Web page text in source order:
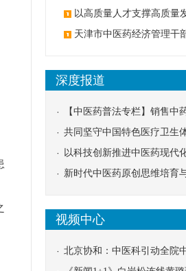
以高质量人才支撑高质量
天津市中医药经济管理干
深度报道
【中医药普法专栏】销售中
应告知煎服方法及注意事项
共同坚守中国特色医疗卫生
以科技创新推进中医药现代
新时代中医药原创思维培育
视频中心
北京协和：中医科引动全院